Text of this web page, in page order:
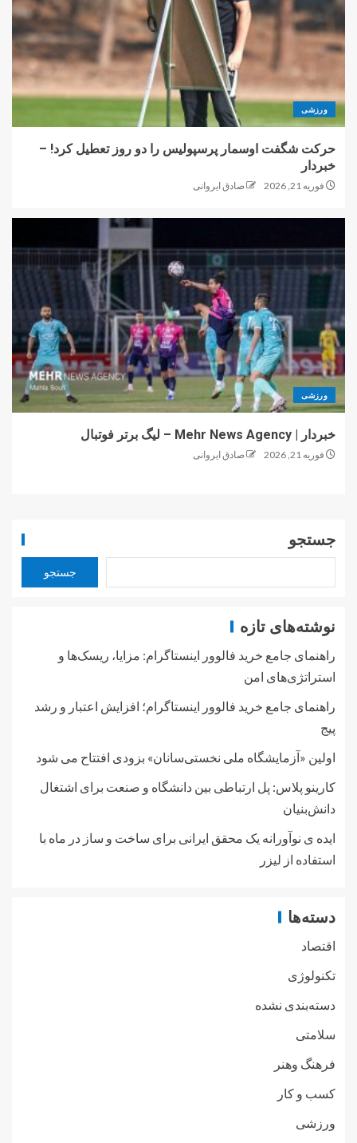
ورزشی
حرکت شگفت اوسمار پرسپولیس را دو روز تعطیل کرد! –
خبردار
فوریه 21, 2026 صادق ایروانی
ورزشی
خبردار | Mehr News Agency – لیگ برتر فوتبال
فوریه 21, 2026 صادق ایروانی
جستجو
جستجو
نوشته‌های تازه
راهنمای جامع خرید فالوور اینستاگرام: مزایا، ریسک‌ها و
استراتژی‌های امن
راهنمای جامع خرید فالوور اینستاگرام؛ افزایش اعتبار و رشد
پیج
اولین «آزمایشگاه ملی نخستی‌سانان» بزودی افتتاح می شود
کارینو پلاس: پل ارتباطی بین دانشگاه و صنعت برای اشتغال
دانش‌بنیان
ایده ی نوآورانه یک محقق ایرانی برای ساخت و ساز در ماه با
استفاده از لیزر
دسته‌ها
اقتصاد
تکنولوژی
دسته‌بندی نشده
سلامتی
فرهنگ وهنر
کسب و کار
ورزشی